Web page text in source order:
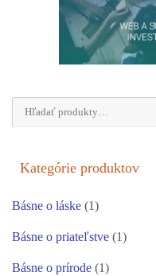
Hľadať:
Kategórie produktov
Básne o láske (1)
Básne o priateľstve (1)
Básne o prírode (1)